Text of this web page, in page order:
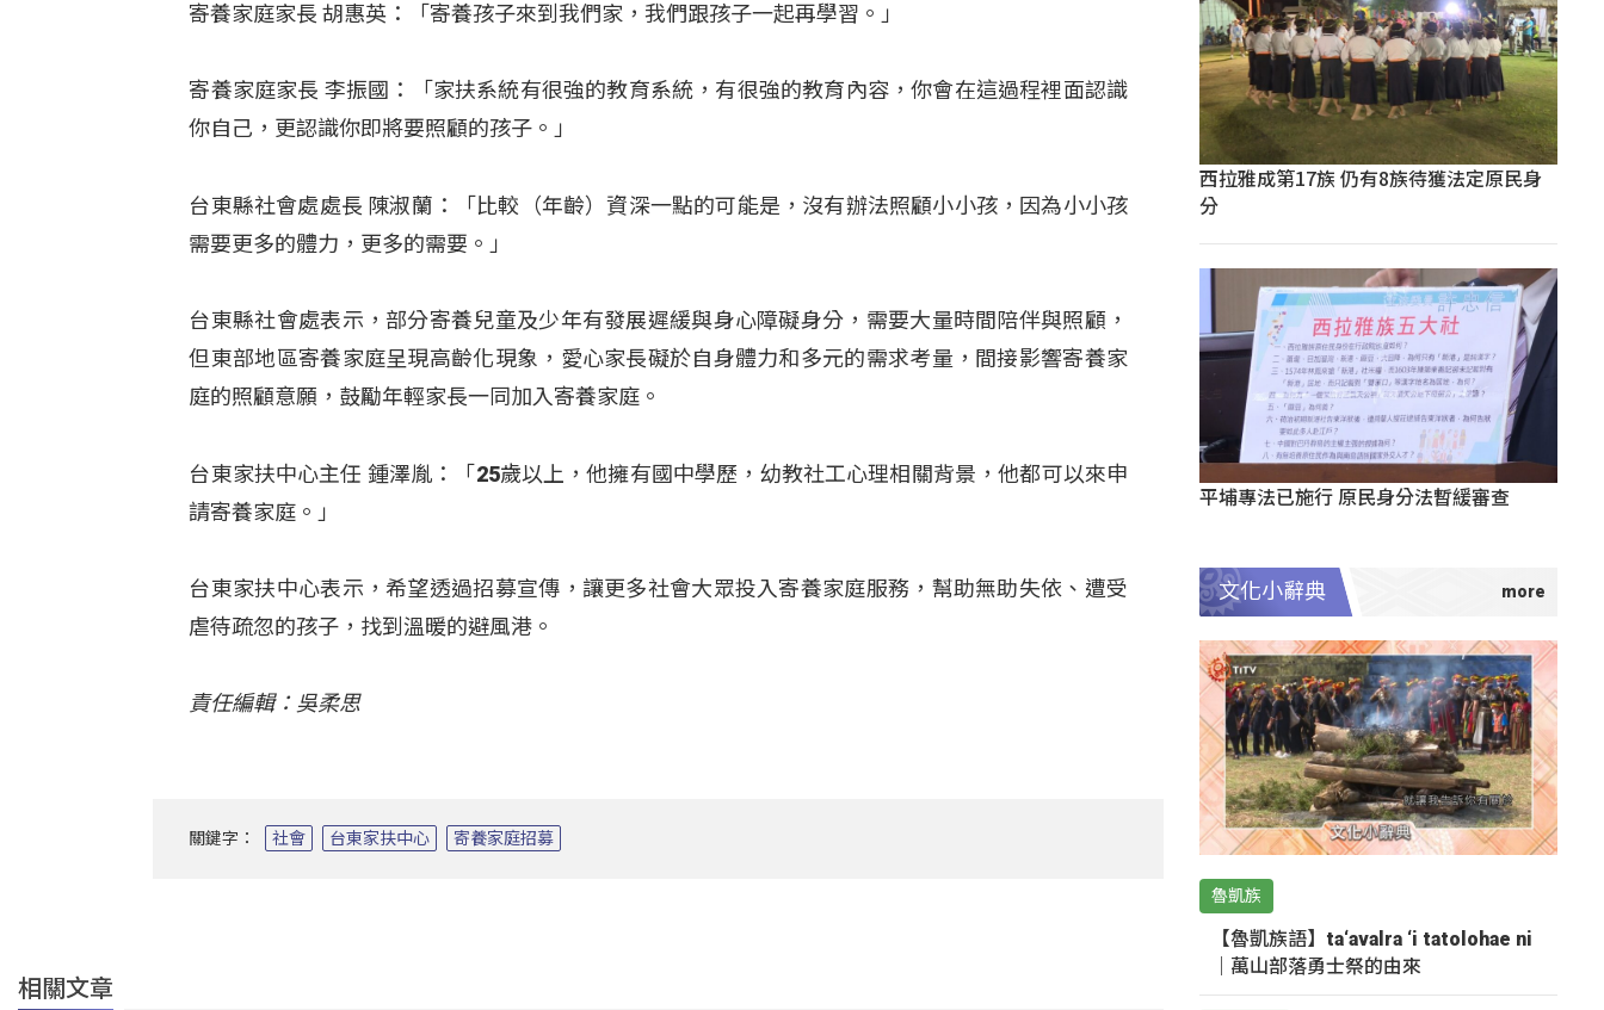
寄養家庭家長 胡惠英：「寄養孩子來到我們家，我們跟孩子一起再學習。」
寄養家庭家長 李振國：「家扶系統有很強的教育系統，有很強的教育內容，你會在這過程裡面認識
你自己，更認識你即將要照顧的孩子。」
台東縣社會處處長 陳淑蘭：「比較（年齡）資深一點的可能是，沒有辦法照顧小小孩，因為小小孩
需要更多的體力，更多的需要。」
台東縣社會處表示，部分寄養兒童及少年有發展遲緩與身心障礙身分，需要大量時間陪伴與照顧，
但東部地區寄養家庭呈現高齡化現象，愛心家長礙於自身體力和多元的需求考量，間接影響寄養家
庭的照顧意願，鼓勵年輕家長一同加入寄養家庭。
台東家扶中心主任 鍾澤胤：「25歲以上，他擁有國中學歷，幼教社工心理相關背景，他都可以來申
請寄養家庭。」
台東家扶中心表示，希望透過招募宣傳，讓更多社會大眾投入寄養家庭服務，幫助無助失依、遭受
虐待疏忽的孩子，找到溫暖的避風港。
責任編輯：吳柔思
關鍵字： 社會 台東家扶中心 寄養家庭招募
相關文章
西拉雅成第17族 仍有8族待獲法定原民身
分
平埔專法已施行 原民身分法暫緩審查
文化小辭典
魯凱族
【魯凱族語】ta‘avalra ‘i tatolohae ni
｜萬山部落勇士祭的由來